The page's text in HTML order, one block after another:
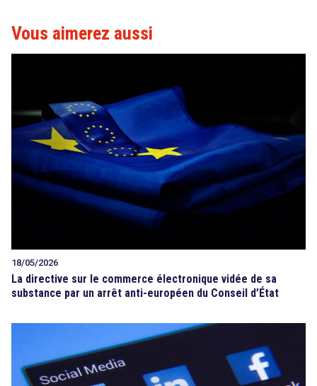
Vous aimerez aussi
18/05/2026
La directive sur le commerce électronique vidée de sa
substance par un arrêt anti-européen du Conseil d’État